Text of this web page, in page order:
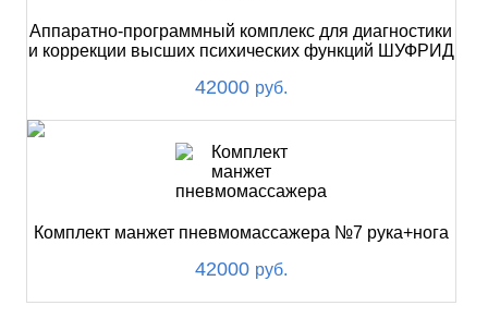
Аппаратно-программный комплекс для диагностики
и коррекции высших психических функций ШУФРИД
42000 руб.
Комплект манжет пневмомассажера №7 рука+нога
42000 руб.